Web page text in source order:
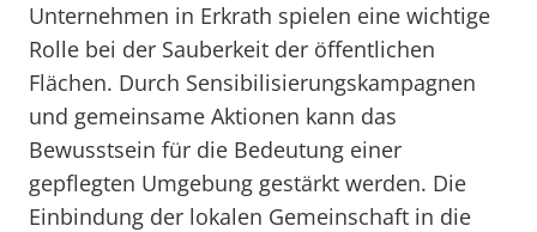
Unternehmen in Erkrath spielen eine wichtige
Rolle bei der Sauberkeit der öffentlichen
Flächen. Durch Sensibilisierungskampagnen
und gemeinsame Aktionen kann das
Bewusstsein für die Bedeutung einer
gepflegten Umgebung gestärkt werden. Die
Einbindung der lokalen Gemeinschaft in die